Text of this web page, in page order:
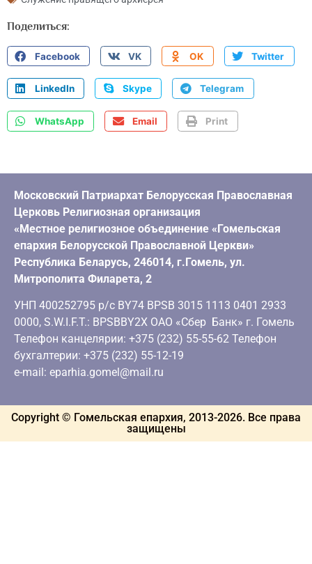
Поделиться:
Facebook VK OK Twitter
LinkedIn Skype Telegram
WhatsApp Email Print
Московский Патриархат Белорусская Православная
Церковь Религиозная организация
«Местное религиозное объединение «Гомельская
епархия Белорусской Православной Церкви»
Республика Беларусь, 246014, г.Гомель, ул.
Митрополита Филарета, 2
УНП 400252795 р/с BY74 BPSB 3015 1113 0401 2933
0000, S.W.I.F.T.: BPSBBY2X ОАО «Сбер Банк» г. Гомель
Телефон канцелярии: +375 (232) 55-55-62 Телефон
бухгалтерии: +375 (232) 55-12-19
e-mail: eparhia.gomel@mail.ru
Copyright © Гомельская епархия, 2013-2026. Все права
защищены